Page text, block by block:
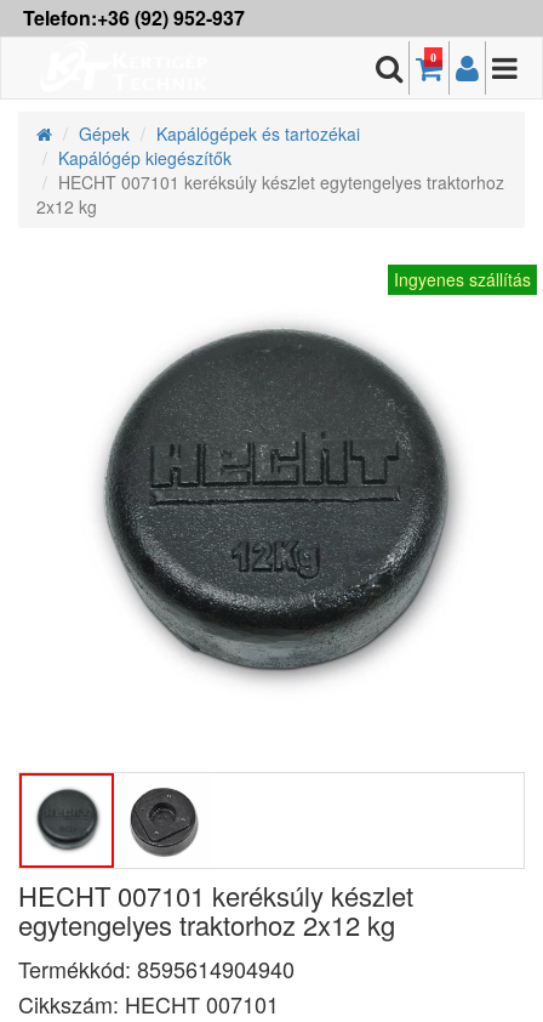
Telefon:+36 (92) 952-937
0
Gépek
Kapálógépek és tartozékai
Kapálógép kiegészítők
HECHT 007101 keréksúly készlet egytengelyes traktorhoz
2x12 kg
Ingyenes szállítás
HECHT 007101 keréksúly készlet
egytengelyes traktorhoz 2x12 kg
Termékkód: 8595614904940
Cikkszám: HECHT 007101